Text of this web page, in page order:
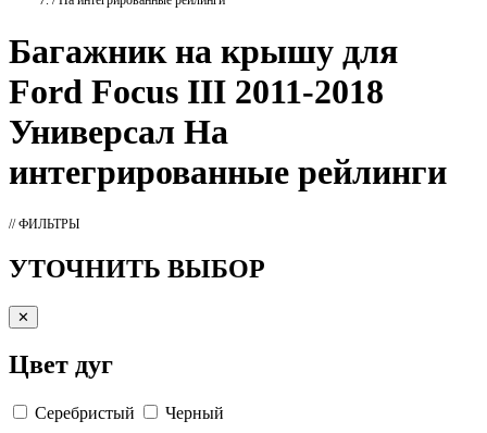
Багажникна крышу для
Ford Focus III 2011-2018
Универсал На
интегрированные рейлинги
// ФИЛЬТРЫ
УТОЧНИТЬ ВЫБОР
✕
Цвет дуг
Серебристый Черный